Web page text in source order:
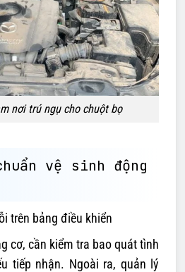
nơi trú ngụ cho chuột bọ
vệ sinh động
trên bảng điều khiển
cơ, cần kiểm tra bao quát tình
tiếp nhận. Ngoài ra, quản lý